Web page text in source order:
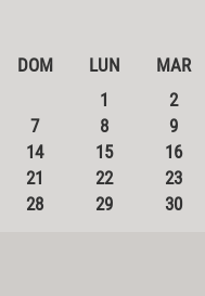
DOM LUN MAR
1
2
7
8 9
14
15 16
21
22 23
28
29 30